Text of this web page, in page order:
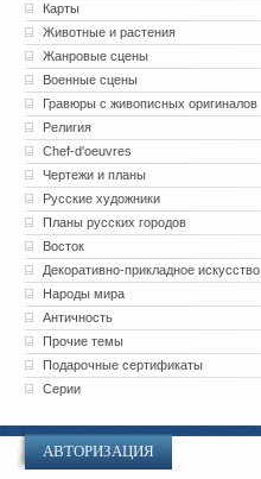
Карты
Животные и растения
Жанровые сцены
Военные сцены
Гравюры с живописных оригиналов
Религия
Chef-d'oeuvres
Чертежи и планы
Русские художники
Планы русских городов
Восток
Декоративно-прикладное искусство
Народы мира
Античность
Прочие темы
Подарочные сертификаты
Серии
АВТОРИЗАЦИЯ